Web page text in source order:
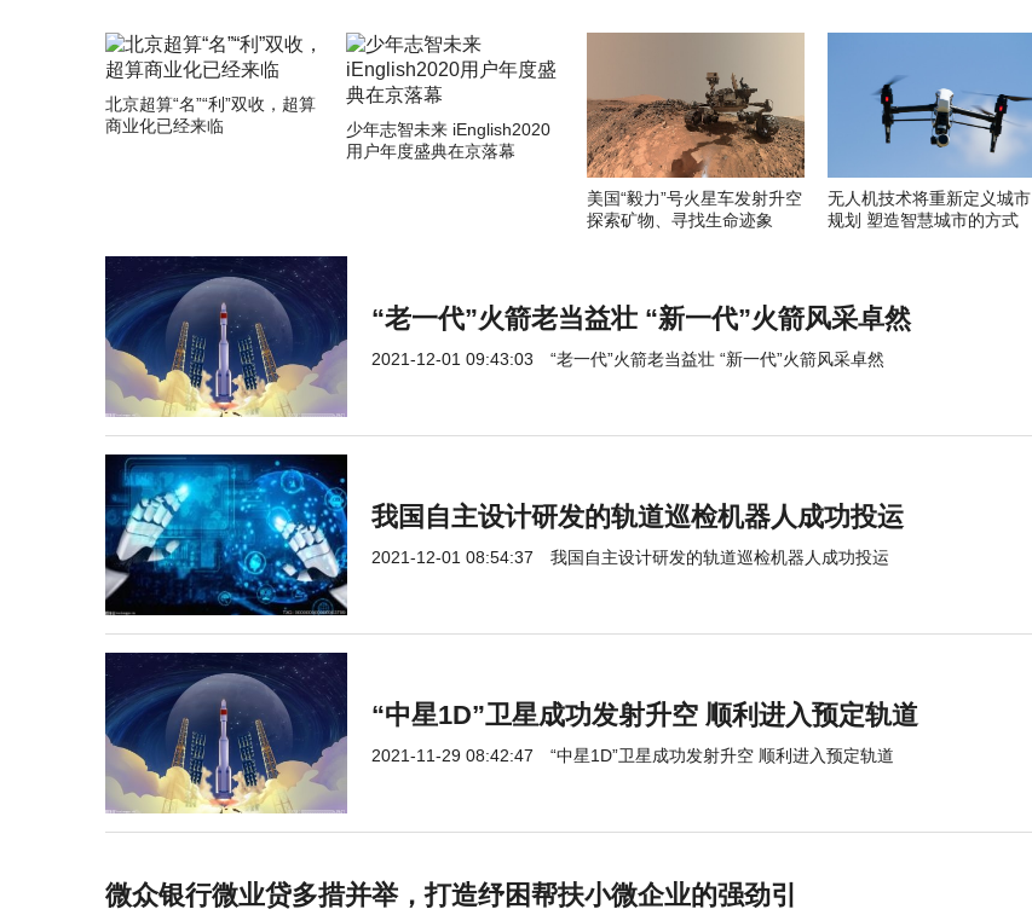
北京超算“名”“利”双收，超算
商业化已经来临
少年志智未来 iEnglish2020
用户年度盛典在京落幕
美国“毅力”号火星车发射升空
探索矿物、寻找生命迹象
无人机技术将重新定义城市
规划 塑造智慧城市的方式
“老一代”火箭老当益壮 “新一代”火箭风采卓然
2021-12-01 09:43:03 “老一代”火箭老当益壮 “新一代”火箭风采卓然
我国自主设计研发的轨道巡检机器人成功投运
2021-12-01 08:54:37 我国自主设计研发的轨道巡检机器人成功投运
“中星1D”卫星成功发射升空 顺利进入预定轨道
2021-11-29 08:42:47 “中星1D”卫星成功发射升空 顺利进入预定轨道
微众银行微业贷多措并举，打造纾困帮扶小微企业的强劲引